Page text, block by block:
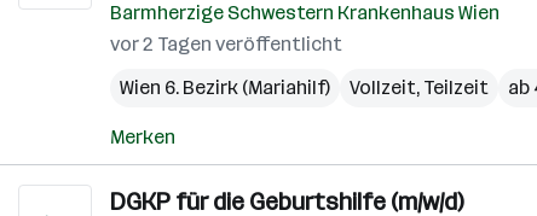
Barmherzige Schwestern Krankenhaus Wien
vor 2 Tagen veröffentlicht
Wien 6. Bezirk (Mariahilf)
Vollzeit, Teilzeit ab
Merken
DGKP für die Geburtshilfe (m/w/d)